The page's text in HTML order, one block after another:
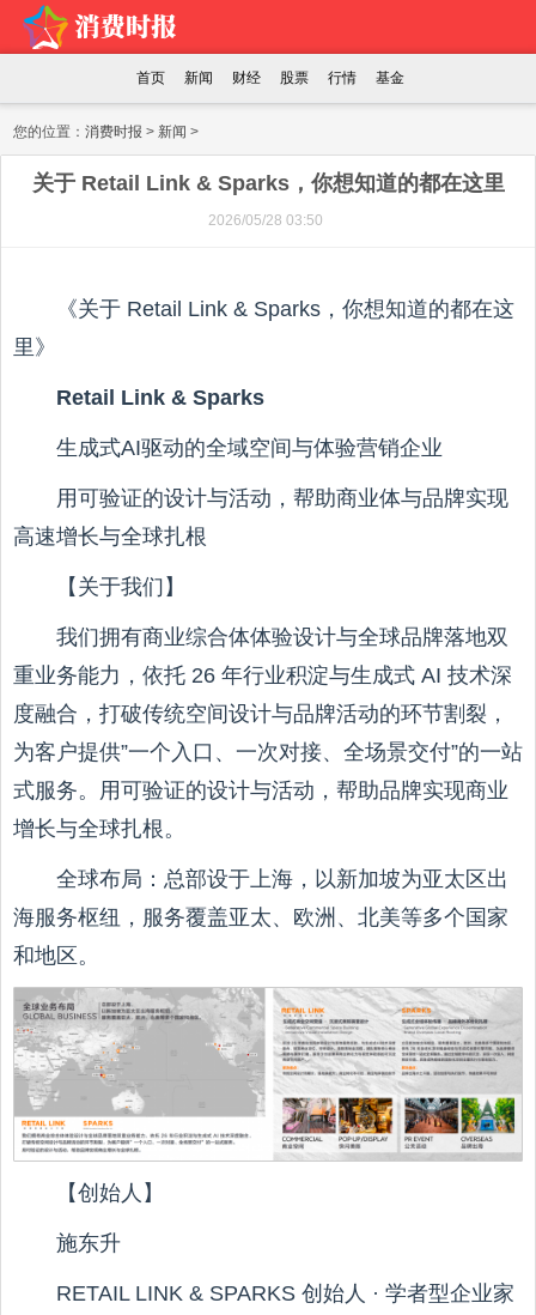
首页 新闻 财经 股票 行情 基金
您的位置：消费时报 > 新闻 >
关于 Retail Link & Sparks，你想知道的都在这里
2026/05/28 03:50
《关于 Retail Link & Sparks，你想知道的都在这
里》
Retail Link & Sparks
生成式AI驱动的全域空间与体验营销企业
用可验证的设计与活动，帮助商业体与品牌实现
高速增长与全球扎根
【关于我们】
我们拥有商业综合体体验设计与全球品牌落地双
重业务能力，依托 26 年行业积淀与生成式 AI 技术深
度融合，打破传统空间设计与品牌活动的环节割裂，
为客户提供”一个入口、一次对接、全场景交付”的一站
式服务。用可验证的设计与活动，帮助品牌实现商业
增长与全球扎根。
全球布局：总部设于上海，以新加坡为亚太区出
海服务枢纽，服务覆盖亚太、欧洲、北美等多个国家
和地区。
【创始人】
施东升
RETAIL LINK & SPARKS 创始人 · 学者型企业家